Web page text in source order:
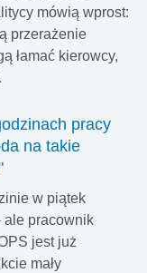
mówią wprost:
przerażenie
łamać kierowcy,
pracy
na takie
w piątek
ale pracownik
jest już
mały